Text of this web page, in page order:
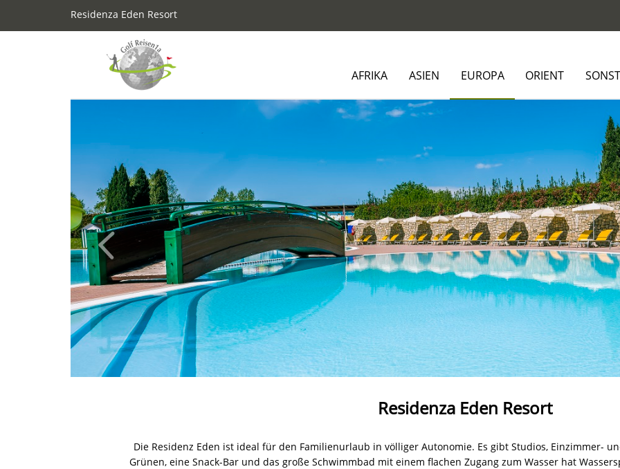
Residenza Eden Resort
AFRIKA ASIEN EUROPA ORIENT
Residenza Eden Resort
Die Residenz Eden ist ideal für den Familienurlaub in völliger Autonomie. Es gibt Studios, Einzimmer-
Grünen, eine Snack-Bar und das große Schwimmbad mit einem flachen Zugang zum Wasser hat